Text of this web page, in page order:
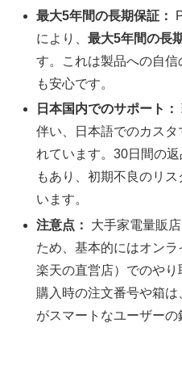
最大5年間の長期保証：
により、最大5年間の長
す。これは製品への自
も安心です。
日本国内でのサポート：
伴い、日本語でのカス
れています。30日間の返
もあり、初期不良のリ
います。
注意点：
大手家電量販
ため、基本的にはオン
楽天の直営店）でのやり
購入時の注文番号や箱
がスマートなユーザーの